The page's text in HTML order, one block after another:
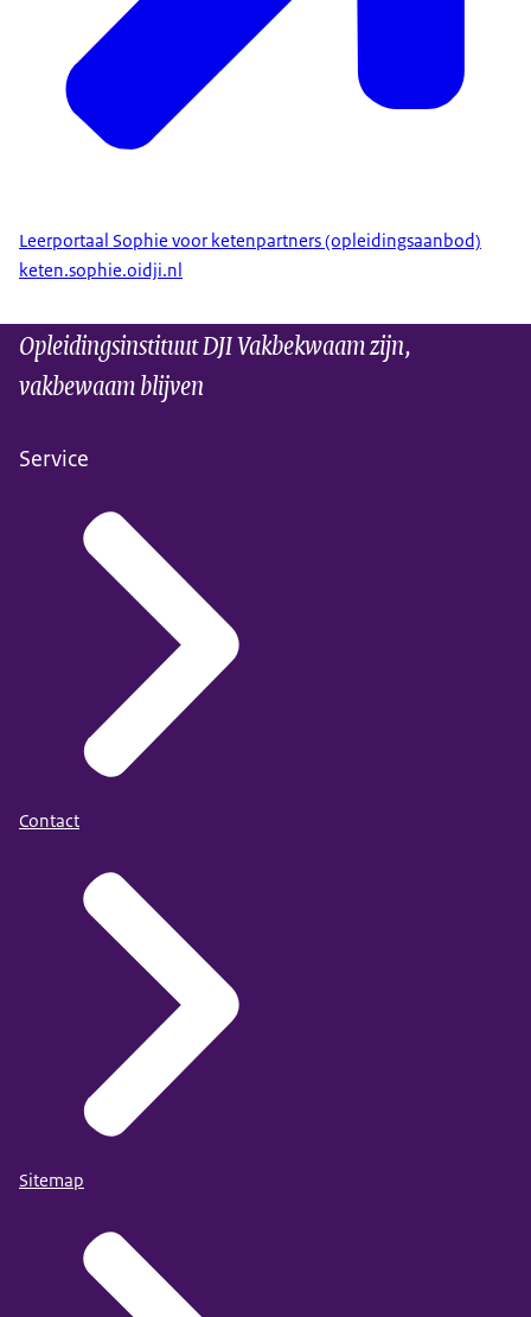
Leerportaal Sophie voor ketenpartners (opleidingsaanbod)
keten.sophie.oidji.nl
Opleidingsinstituut DJI Vakbekwaam zijn,
vakbewaam blijven
Service
Contact
Sitemap